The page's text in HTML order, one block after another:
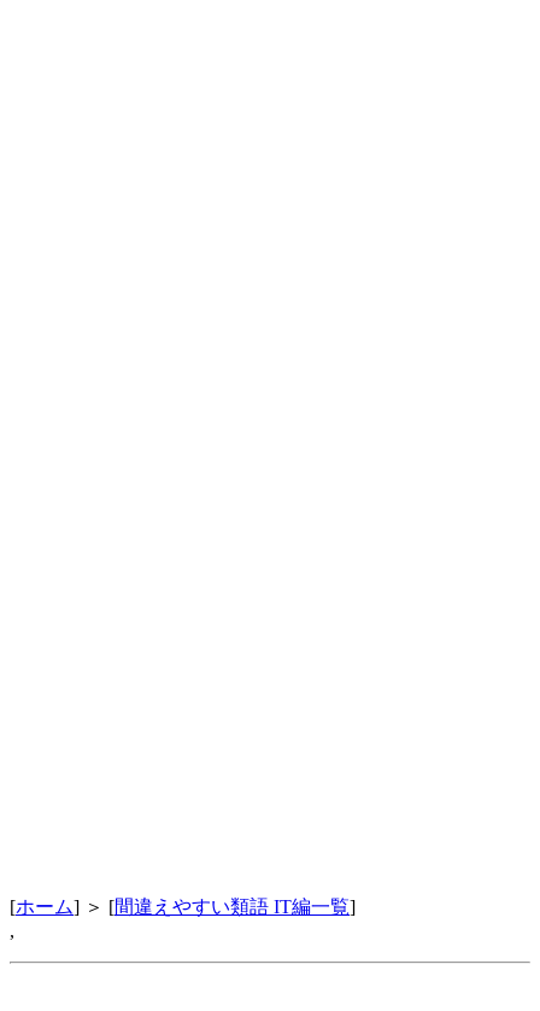
[ホーム] ＞ [間違えやすい類語 IT編一覧]
,